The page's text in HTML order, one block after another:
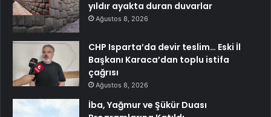
yıldır ayakta duran duvarlar
Ağustos 8, 2026
CHP Isparta’da devir teslim… Eski İl
Başkanı Karaca’dan toplu istifa
çağrısı
Ağustos 8, 2026
İba, Yağmur ve Şükür Duası